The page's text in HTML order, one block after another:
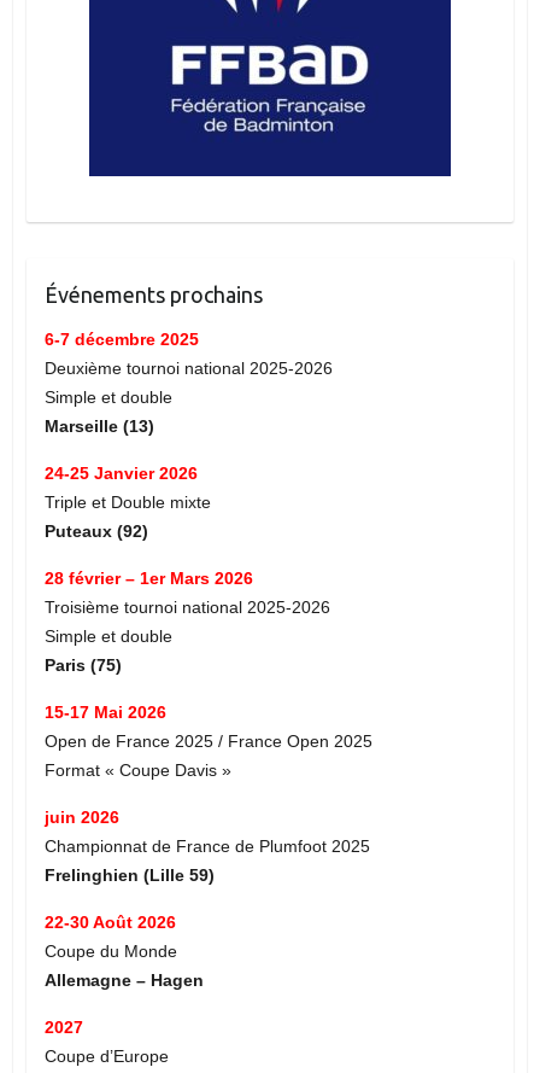
Événements prochains
6-7 décembre 2025
Deuxième tournoi national 2025-2026
Simple et double
Marseille (13)
24-25 Janvier 2026
Triple et Double mixte
Puteaux (92)
28 février – 1er Mars 2026
Troisième tournoi national 2025-2026
Simple et double
Paris (75)
15-17 Mai 2026
Open de France 2025 / France Open 2025
Format « Coupe Davis »
juin 2026
Championnat de France de Plumfoot 2025
Frelinghien (Lille 59)
22-30 Août 2026
Coupe du Monde
Allemagne – Hagen
2027
Coupe d’Europe